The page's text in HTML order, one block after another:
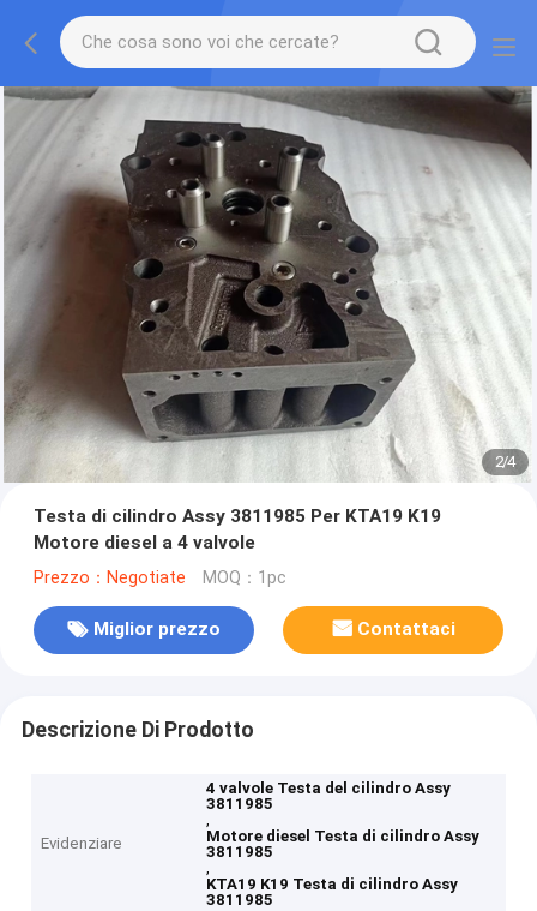
2/4
Testa di cilindro Assy 3811985 Per KTA19 K19
Motore diesel a 4 valvole
Prezzo：Negotiate MOQ：1pc
Miglior prezzo Contattaci
Descrizione Di Prodotto
Evidenziare
4 valvole Testa del cilindro Assy
3811985
,
Motore diesel Testa di cilindro Assy
3811985
,
KTA19 K19 Testa di cilindro Assy
3811985